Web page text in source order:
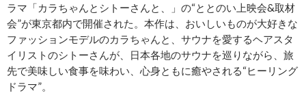
ラマ「カラちゃんとシトーさんと、」の“ととのい上映会&取材
会”が東京都内で開催された。本作は、おいしいものが大好きな
ファッションモデルのカラちゃんと、サウナを愛するヘアスタ
イリストのシトーさんが、日本各地のサウナを巡りながら、旅
先で美味しい食事を味わい、心身ともに癒やされる“ヒーリング
ドラマ”。